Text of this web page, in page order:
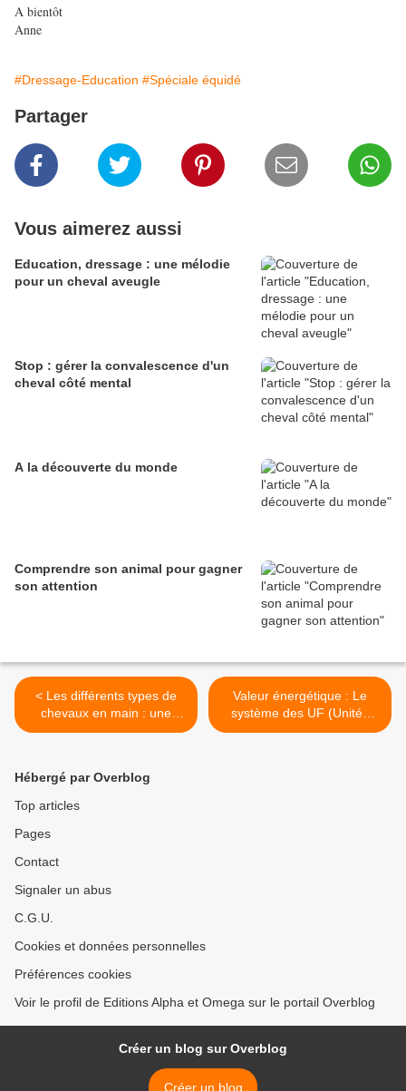
A bientôt
Anne
#Dressage-Education #Spéciale équidé
Partager
Vous aimerez aussi
Education, dressage : une mélodie
pour un cheval aveugle
Stop : gérer la convalescence d'un
cheval côté mental
A la découverte du monde
Comprendre son animal pour gagner
son attention
< Les différents types de
chevaux en main : une
question de physique
Valeur énergétique : Le
système des UF (Unités
Fourragères) >
Hébergé par Overblog
Top articles
Pages
Contact
Signaler un abus
C.G.U.
Cookies et données personnelles
Préférences cookies
Voir le profil de Editions Alpha et Omega sur le portail Overblog
Créer un blog sur Overblog
Créer un blog